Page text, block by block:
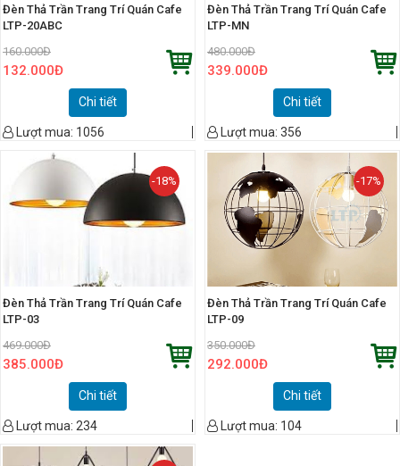
Đèn Thả Trần Trang Trí Quán Cafe
LTP-20ABC
160.000Đ
132.000Đ
Chi tiết
Lượt mua: 1056
Đèn Thả Trần Trang Trí Quán Cafe
LTP-MN
480.000Đ
339.000Đ
Chi tiết
Lượt mua: 356
-18%
Đèn Thả Trần Trang Trí Quán Cafe
LTP-03
469.000Đ
385.000Đ
Chi tiết
Lượt mua: 234
-17%
Đèn Thả Trần Trang Trí Quán Cafe
LTP-09
350.000Đ
292.000Đ
Chi tiết
Lượt mua: 104